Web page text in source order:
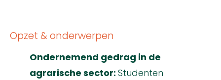
Opzet & onderwerpen
Ondernemend gedrag in de
agrarische sector: Studenten